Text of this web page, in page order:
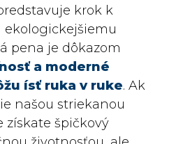
krok k
ekologickejšiemu
pena je dôkazom
a moderné
ísť ruka v ruke. Ak
našou striekanou
získate špičkový